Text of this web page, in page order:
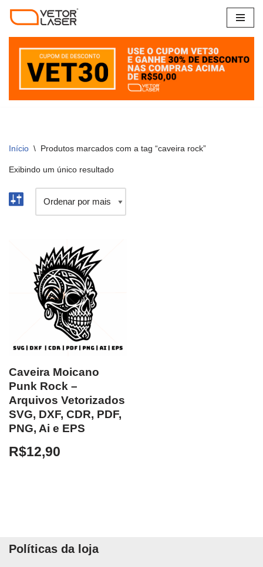
para
conteúdo
Início \ Produtos marcados com a tag “caveira rock”
Exibindo um único resultado
Caveira Moicano
Punk Rock –
Arquivos Vetorizados
SVG, DXF, CDR, PDF,
PNG, Ai e EPS
R$12,90
Políticas da loja